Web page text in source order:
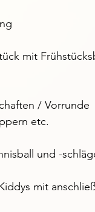
mit
/ Vorrunde
etc.
und -
mit